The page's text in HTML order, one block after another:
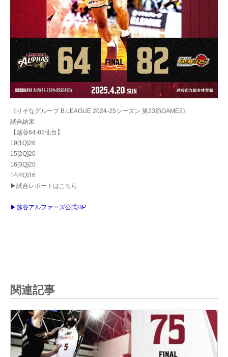
《りそなグループ B.LEAGUE 2024-25シーズン 第33節GAME2》
試合結果
【越谷64-82仙台】
19[1Q]26
15[2Q]20
16[3Q]20
14[4Q]16
▶試合レポートはこちら
▶越谷アルファーズ公式HP
関連記事